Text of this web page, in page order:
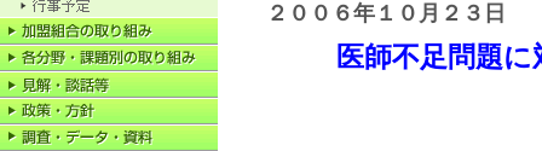
２００６年１０月２３日
医師不足問題